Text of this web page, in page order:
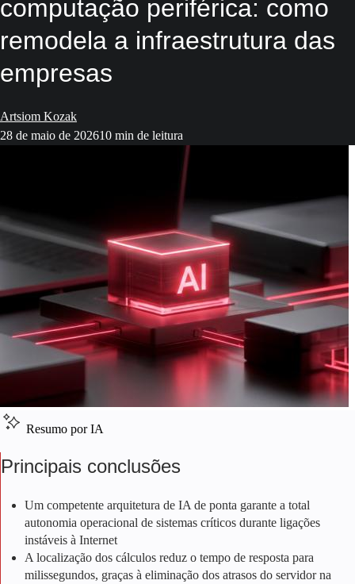
computação periférica: como
remodela a infraestrutura das
empresas
Artsiom Kozak
28 de maio de 202610 min de leitura
Resumo por IA
Principais conclusões
Um competente arquitetura de IA de ponta garante a total
autonomia operacional de sistemas críticos durante ligações
instáveis à Internet
A localização dos cálculos reduz o tempo de resposta para
milissegundos, graças à eliminação dos atrasos do servidor na